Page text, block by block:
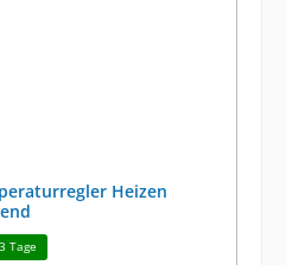
Heizen
Tage